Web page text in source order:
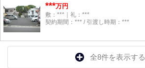
***万円
敷：***｜礼：***
契約期間：*** / 引渡し時期：***
全8件を表示する